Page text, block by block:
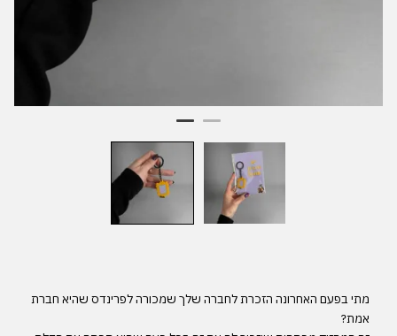
מתי בפעם האחרונה הזכרת לחברה שלך שמכורה לפרינדס שהיא חברת
אמת?